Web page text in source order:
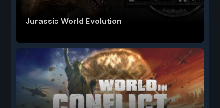
Jurassic World Evolution